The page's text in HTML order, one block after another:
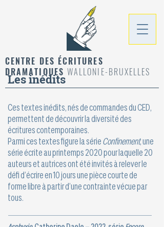
CENTRE DES ÉCRITURES
DRAMATIQUES WALLONIE-BRUXELLES
Les inédits
Ces textes inédits, nés de commandes du CED,
permettent de découvrir la diversité des
écritures contemporaines.
Parmi ces textes figure la sérieConfinement, une
série écrite au printemps 2020 pour laquelle 20
auteurs et autrices ont été invités à relever le
défi d’écrire en 10 jours une pièce courte de
forme libre à partir d’une contrainte vécue par
tous.